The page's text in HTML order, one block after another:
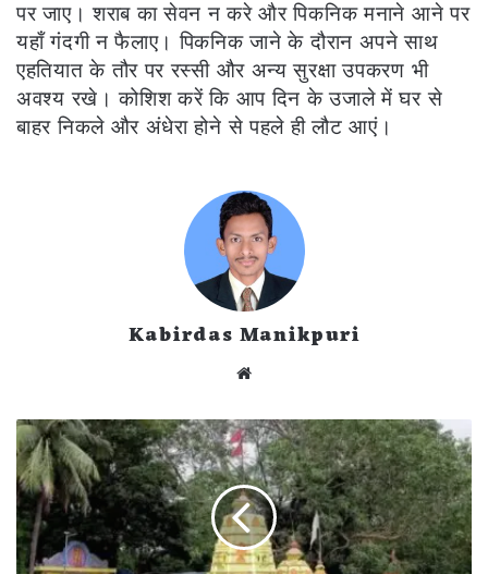
पर जाए। शराब का सेवन न करे और पिकनिक मनाने आने पर
यहाँ गंदगी न फैलाए। पिकनिक जाने के दौरान अपने साथ
एहतियात के तौर पर रस्सी और अन्य सुरक्षा उपकरण भी
अवश्य रखे। कोशिश करें कि आप दिन के उजाले में घर से
बाहर निकले और अंधेरा होने से पहले ही लौट आएं।
Kabirdas Manikpuri
*छत्तीसगढ़
के
शिवभक्तों
के
लिए
आस्था
का